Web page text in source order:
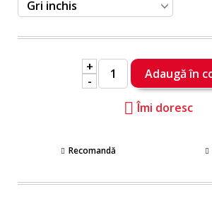
+
-
Îmi doresc
Recomandă